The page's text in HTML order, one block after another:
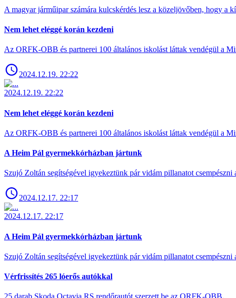
A magyar járműipar számára kulcskérdés lesz a közeljövőben, hogy a
Nem lehet eléggé korán kezdeni
Az ORFK-OBB és partnerei 100 általános iskolást láttak vendégül a
2024.12.19. 22:22
2024.12.19. 22:22
Nem lehet eléggé korán kezdeni
Az ORFK-OBB és partnerei 100 általános iskolást láttak vendégül a
A Heim Pál gyermekkórházban jártunk
Szujó Zoltán segítségével igyekeztünk pár vidám pillanatot
2024.12.17. 22:17
2024.12.17. 22:17
A Heim Pál gyermekkórházban jártunk
Szujó Zoltán segítségével igyekeztünk pár vidám pillanatot
Vérfrissítés 265 lóerős autókkal